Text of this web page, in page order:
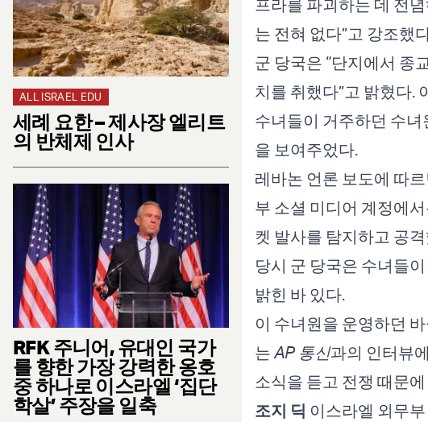
ALL ISRAEL EDU
세례 요한 – 제사장 엘리트
의 반체제 인사
RFK 주니어, 유대인 국가
를 향한 가장 강력한 옹호
중 하나로 이스라엘 ‘집단
학살’ 주장을 일축
프라를 파괴하는 데 전
는 전혀 없다”고 강조했
군 당국은 “단지에서 종
치를 취했다”고 밝혔다.
수녀들이 거주하던 수
을 보여주었다.
레바논 언론 보도에 따
부 소셜 미디어 계정에
켓 발사를 탐지하고 공
당시 군 당국은 수녀들
밝힌 바 있다.
이 수녀원을 운영하던
는AP 통신과의 인터뷰
소식을 듣고 전쟁 때문
조지 딕 이스라엘 외무